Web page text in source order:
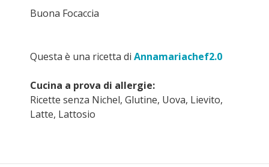
Buona Focaccia
Questa è una ricetta di Annamariachef2.0
Cucina a prova di allergie:
Ricette senza Nichel, Glutine, Uova, Lievito,
Latte, Lattosio